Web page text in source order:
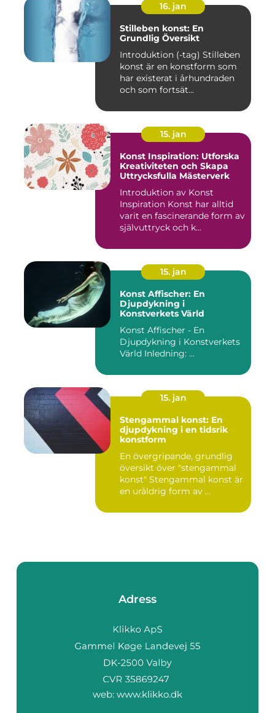
16. jan
Stilleben konst: En
Grundlig Översikt
Introduktion (-tag) Stilleben
konst är en konstform som
har existerat i århundraden
och som fortsät...
15. jan
Konst Inspiration: Utforska
Kreativiteten och Skapa
Uttrycksfulla Mästerverk
Introduktion av Konst
Inspiration Konst har alltid
varit en fascinerande form av
självuttryck och k...
15. jan
Konst Affischer: En
Djupdykning i
Konstverkets Värld
Konst Affischer - En
Djupdykning i Konstverkets
Värld Inledning: ...
15. jan
Stengammal konst: En
djupdykning i en tidsrik
konstform
En övergripande, grundlig
översikt över "stengammal
konst" Stengammal konst är
en uråldrig form av ...
Adress
web: www.klikko.dk